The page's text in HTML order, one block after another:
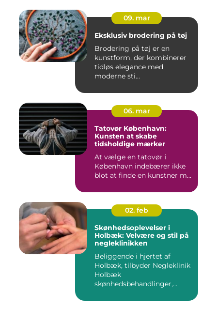
09. mar
Eksklusiv brodering på tøj
Brodering på tøj er en
kunstform, der kombinerer
tidløs elegance med
moderne sti...
06. mar
Tatovør København:
Kunsten at skabe
tidsholdige mærker
At vælge en tatovør i
København indebærer ikke
blot at finde en kunstner m...
02. feb
Skønhedsoplevelser i
Holbæk: Velvære og stil på
negleklinikken
Beliggende i hjertet af
Holbæk, tilbyder Negleklinik
Holbæk
skønhedsbehandlinger,...